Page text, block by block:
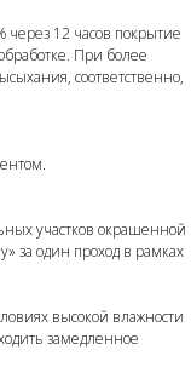
через 12 часов покрытие
При более
соответственно,
участков окрашенной
за один проход в рамках
высокой влажности
замедленное